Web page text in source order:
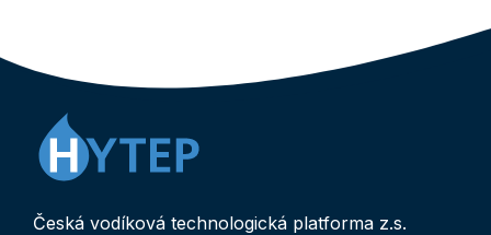
Česká vodíková technologická platforma z.s.